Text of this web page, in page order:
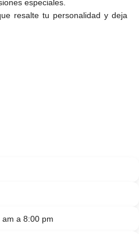
especiales.
resalte tu personalidad y deja
am a 8:00 pm